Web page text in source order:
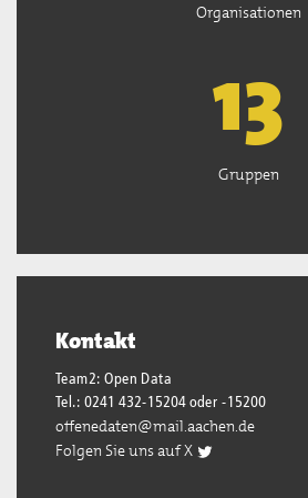
Organisationen
13
Gruppen
Kontakt
Team2: Open Data
Tel.: 0241 432-15204 oder -15200
offenedaten@mail.aachen.de
Folgen Sie uns auf X